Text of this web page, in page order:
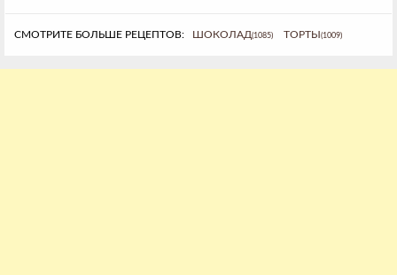
СМОТРИТЕ БОЛЬШЕ РЕЦЕПТОВ: ШОКОЛАД(1085) ТОРТЫ (1009)